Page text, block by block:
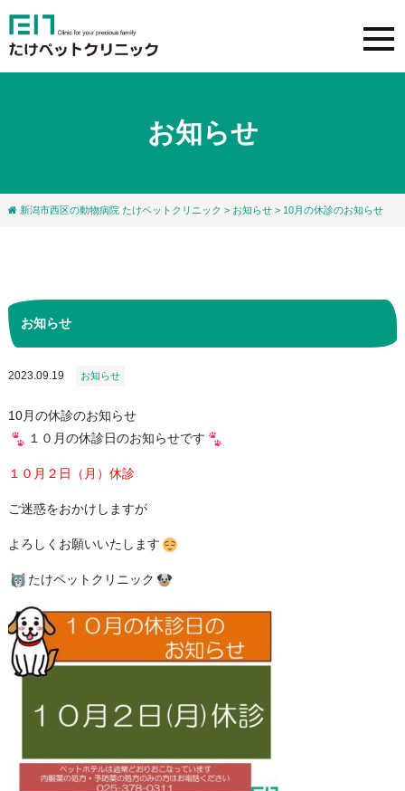
お知らせ
新潟市西区の動物病院 たけペットクリニック > お知らせ> 10月の休診のお知らせ
お知らせ
2023.09.19 お知らせ
10月の休診のお知らせ
１０月の休診日のお知らせです
１０月２日（月）休診
ご迷惑をおかけしますが
よろしくお願いいたします
たけペットクリニック